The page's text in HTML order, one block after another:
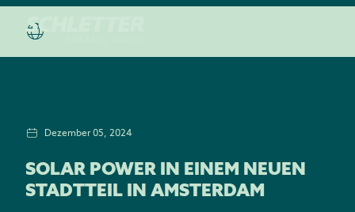
Dezember 05, 2024
SOLAR POWER IN EINEM NEUEN
STADTTEIL IN AMSTERDAM